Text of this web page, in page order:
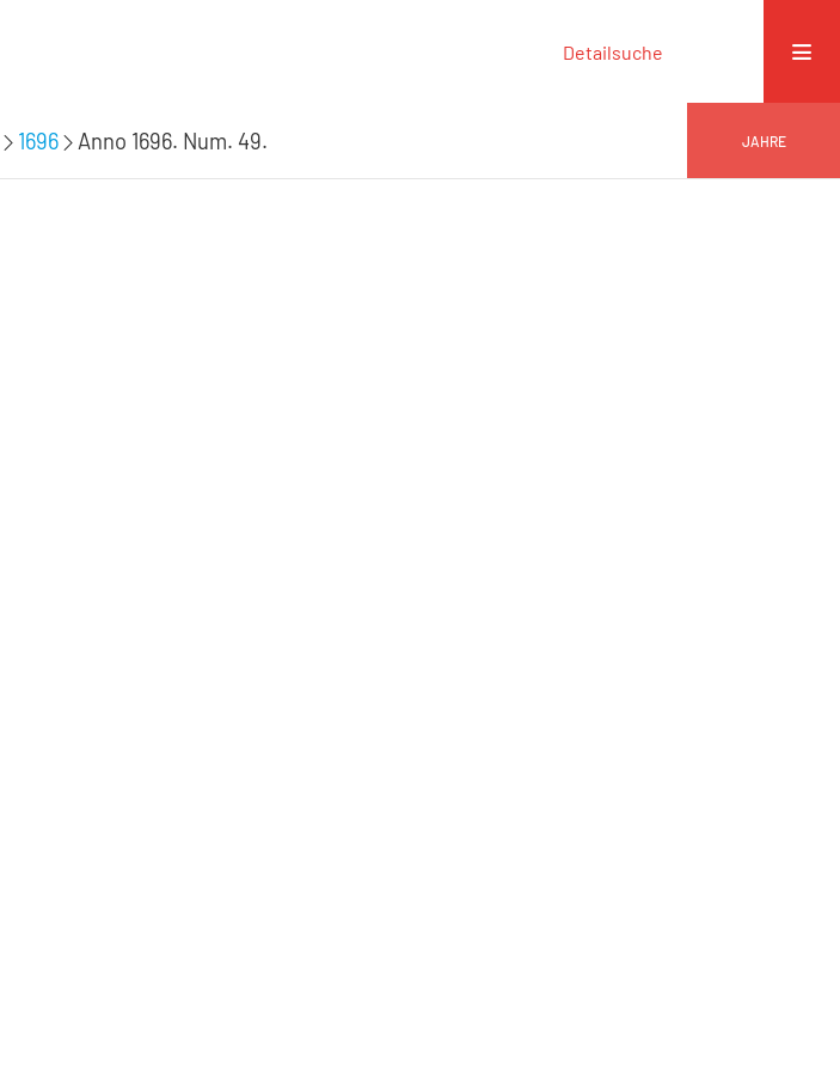
Detailsuche
1696 Anno 1696. Num. 49. JAHRE